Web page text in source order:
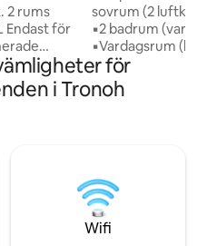
det
sovrum (2
▪️2 badrum
▪️Vardagsrum
▪️Simbassäng
och strykbräda
Närliggande
Station 📍Nära
KTM 📍Motorväg
för
i Tronoh
Wifi